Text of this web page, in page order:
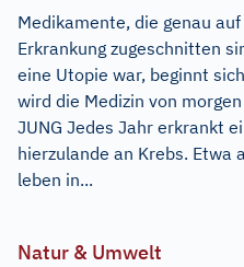
Medikamente, die genau
Erkrankung zugeschnitten
eine Utopie war, beginnt
wird die Medizin von
JUNG Jedes Jahr erkrankt
hierzulande an Krebs. Etwa
leben in...
Natur & Umwelt